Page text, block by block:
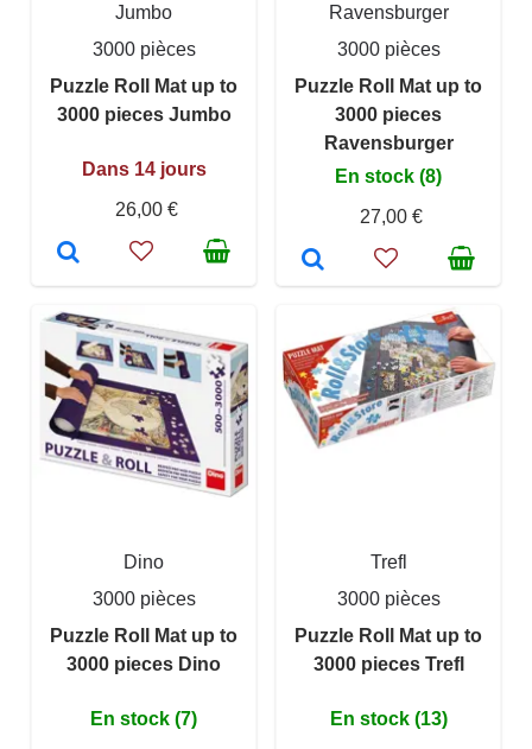
Jumbo
3000 pièces
Puzzle Roll Mat up to
3000 pieces Jumbo
Dans 14 jours
26,00 €
Ravensburger
3000 pièces
Puzzle Roll Mat up to
3000 pieces
Ravensburger
En stock (8)
27,00 €
Dino
3000 pièces
Puzzle Roll Mat up to
3000 pieces Dino
En stock (7)
Trefl
3000 pièces
Puzzle Roll Mat up to
3000 pieces Trefl
En stock (13)